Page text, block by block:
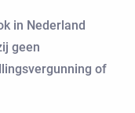
in Nederland
geen
of